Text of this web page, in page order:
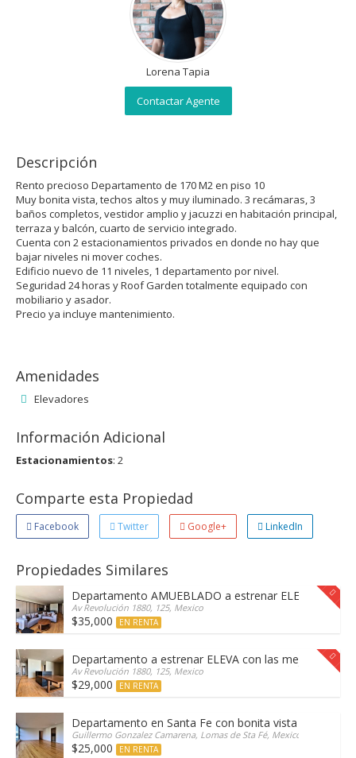
Lorena Tapia
Contactar Agente
Descripción
Rento precioso Departamento de 170 M2 en piso 10
Muy bonita vista, techos altos y muy iluminado. 3 recámaras, 3
baños completos, vestidor amplio y jacuzzi en habitación principal,
terraza y balcón, cuarto de servicio integrado.
Cuenta con 2 estacionamientos privados en donde no hay que
bajar niveles ni mover coches.
Edificio nuevo de 11 niveles, 1 departamento por nivel.
Seguridad 24 horas y Roof Garden totalmente equipado con
mobiliario y asador.
Precio ya incluye mantenimiento.
Amenidades
Elevadores
Información Adicional
Estacionamientos: 2
Comparte esta Propiedad
Facebook Twitter Google+ LinkedIn
Propiedades Similares
Departamento AMUEBLADO a estrenar ELEVA con
Av Revolución 1880, 125, Mexico
$35,000 EN RENTA
Departamento a estrenar ELEVA con las mejores
Av Revolución 1880, 125, Mexico
$29,000 EN RENTA
Departamento en Santa Fe con bonita vista arbolada
Guillermo Gonzalez Camarena, Lomas de Sta Fé, Mexico
$25,000 EN RENTA